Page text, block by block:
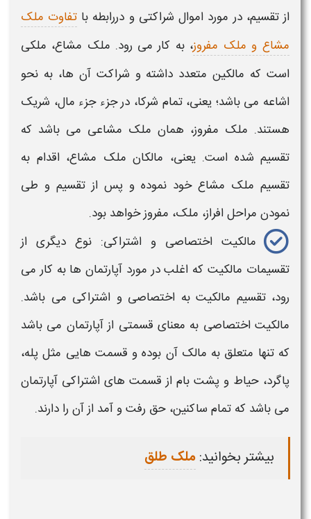
از تقسیم، در مورد اموال شراکتی و دررابطه با تفاوت ملک
مشاع و ملک مفروز، به کار می رود. ملک مشاع، ملکی
است که مالکین متعدد داشته و شراکت آن ها، به نحو
اشاعه می باشد؛ یعنی، تمام شرکا، در جزء جزء مال، شریک
هستند. ملک مفروز، همان ملک مشاعی می باشد که
تقسیم شده است. یعنی، مالکان ملک مشاع، اقدام به
تقسیم ملک مشاع خود نموده و پس از تقسیم و طی
نمودن مراحل افراز، ملک، مفروز خواهد بود.
مالکیت اختصاصی و اشتراکی: نوع دیگری از
تقسیمات مالکیت که اغلب در مورد آپارتمان ها به کار می
رود، تقسیم مالکیت به اختصاصی و اشتراکی می باشد.
مالکیت اختصاصی به معنای قسمتی از آپارتمان می باشد
که تنها متعلق به مالک آن بوده و قسمت هایی مثل پله،
پاگرد، حیاط و پشت بام از قسمت های اشتراکی آپارتمان
می باشد که تمام ساکنین، حق رفت و آمد از آن را دارند.
بیشتر بخوانید:ملک طلق